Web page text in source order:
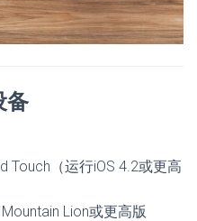
备
Touch（运行iOS 4.2或更高
Lion或更高版